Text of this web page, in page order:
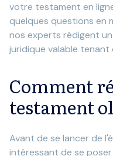
votre testament en
quelques questions en
nos experts rédigent
juridique valable
Comment
testament
Avant de se lancer de
intéressant de se